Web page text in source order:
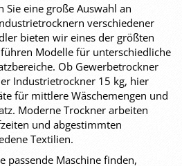
Sie eine große Auswahl an
verschiedener
bieten wir eines der größten
Modelle für unterschiedliche
Ob Gewerbetrockner
Industrietrockner 15 kg, hier
für mittlere Wäschemengen und
Moderne Trockner arbeiten
und abgestimmten
Textilien.
passende Maschine finden,